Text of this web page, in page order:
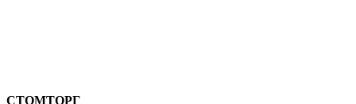
СТОМТОРГ